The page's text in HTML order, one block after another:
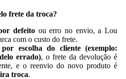
frete da troca?
defeitoou erro no envio, a Lou
com o custo do frete.
escolha do cliente (exemplo:
errado), o frete da devolução é
e o reenvio do novo produto é
troca.